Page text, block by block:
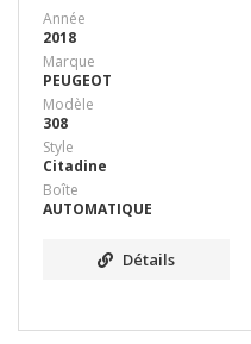
Année
2018
Marque
PEUGEOT
Modèle
308
Style
Citadine
Boîte
AUTOMATIQUE
Détails